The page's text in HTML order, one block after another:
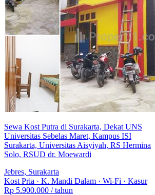
Sewa Kost Putra di Surakarta, Dekat UNS
Universitas Sebelas Maret, Kampus ISI
Surakarta, Universitas Aisyiyah, RS Hermina
Solo, RSUD dr. Moewardi
Jebres, Surakarta
Kost Pria · K. Mandi Dalam · Wi-Fi · Kasur
Rp 5.900.000 / tahun